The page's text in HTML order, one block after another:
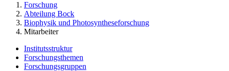
Forschung
Abteilung Bock
Biophysik und Photosyntheseforschung
Mitarbeiter
Institutsstruktur
Forschungsthemen
Forschungsgruppen